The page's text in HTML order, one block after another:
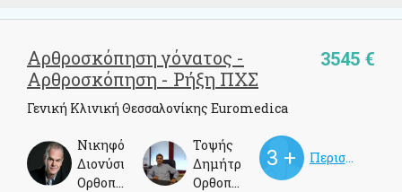
3545 €
Αρθροσκόπηση γόνατος -
Αρθροσκόπηση - Ρήξη ΠΧΣ
Γενική Κλινική Θεσσαλονίκης Euromedica
Νικηφόρος
Διονύσιος
Ορθοπεδικός Χειρούργος, Αθλητίατρος
Τοψής
Δημήτριος
Ορθοπεδικός
Περισσότεροι γιατροί